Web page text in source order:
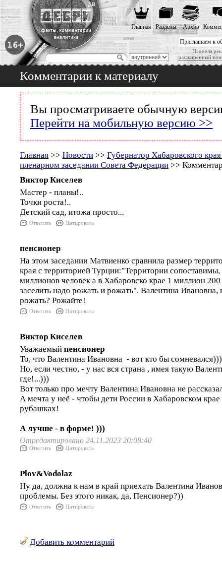
Приглашаем к
Надоела
расширенный
Главная Разделы Архив
Комментарии к материалу
Вы просматриваете обычную
Перейти на мобильную версию >>
Главная >> Новости >> Губернатор Хабаровского
пленарном заседании Совета Федерации >>
Виктор Киселев
Мастер - планы!..
Точки роста!..
Детский сад, итожа просто...
Ответить Цитировать
пенсионер
На этом заседании Матвиенко сравнила размер
края с территорией Турции:"Территории
миллионов человек а в Хабаровско крае 1 миллион
заселить надо рожать и рожать". Валентина Ивановна,
рожать? Рожайте!
Ответить Цитировать
Виктор Киселев
Уважаемый пенсионер
То, что Валентина Ивановна - вот кто бы сомневался)))
Но, если честно, - у нас вся страна , имея такую
где!...)))
Вот только про мечту Валентина Ивановна не
А мечта у неё - чтобы дети России в Хабаровском
рубашках!
А лучше - в форме! )))
Отредактировано 24.11.2023 20:08:40
Ответить Цитировать
Plov&Vodolaz
Ну да, должна к нам в край приехать Валентина
проблемы. Без этого никак, да, Пенсионер?))
Ответить Цитировать
Добавить комментарий